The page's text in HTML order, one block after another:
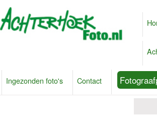
Ingezonden foto's Contact